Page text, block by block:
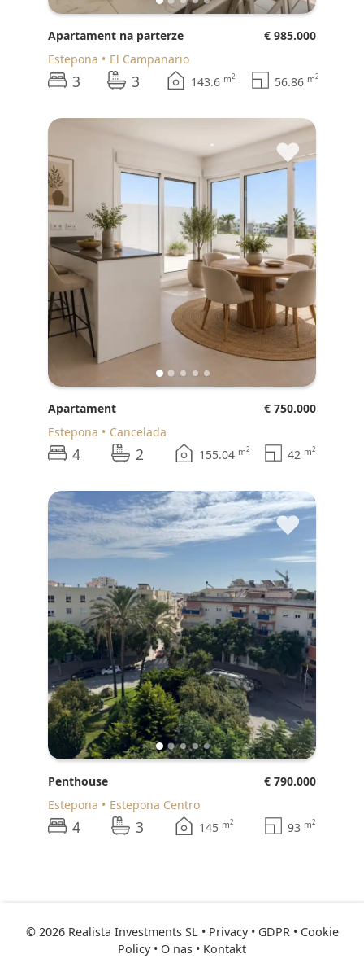
Apartament na parterze
€ 985.000
Estepona
El Campanario
3 3 143.6 m2 56.86 m2
♥
Apartament
€ 750.000
Estepona
Cancelada
4 2 155.04 m2 42 m2
♥
Penthouse
€ 790.000
Estepona
Estepona Centro
4 3 145 m2 93 m2
© 2026 Realista Investments SL • Privacy • GDPR• Cookie
Policy• O nas • Kontakt